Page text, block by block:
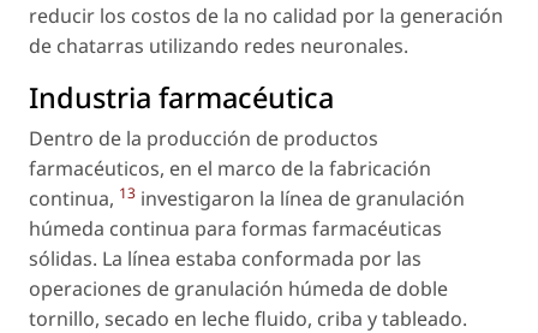
reducir los costos de la no calidad por la generación
de chatarras utilizando redes neuronales.
Industria farmacéutica
Dentro de la producción de productos
farmacéuticos, en el marco de la fabricación
continua, 13 investigaron la línea de granulación
húmeda continua para formas farmacéuticas
sólidas. La línea estaba conformada por las
operaciones de granulación húmeda de doble
tornillo, secado en leche fluido, criba y tableado.